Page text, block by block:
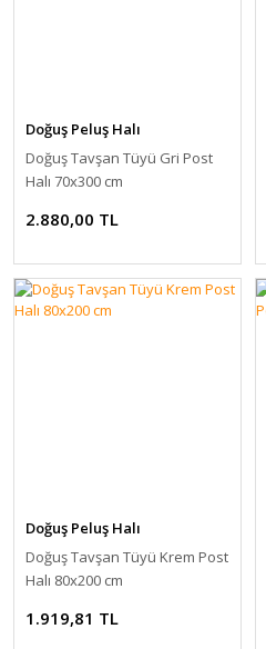
Doğuş Peluş Halı
Doğuş Tavşan Tüyü Gri Post
Halı 70x300 cm
2.880,00 TL
Doğuş Peluş Halı
Doğuş Tavşan Tüyü Krem Post
Halı 80x200 cm
1.919,81 TL